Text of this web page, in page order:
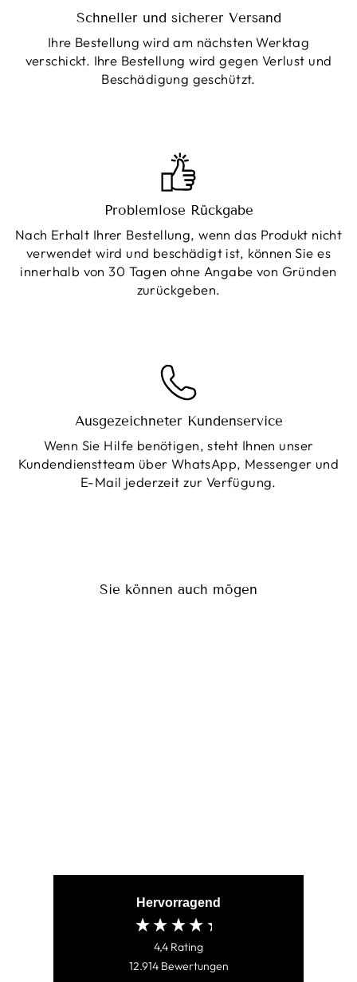
Schneller und sicherer Versand
Ihre Bestellung wird am nächsten Werktag
verschickt. Ihre Bestellung wird gegen Verlust und
Beschädigung geschützt.
Problemlose Rückgabe
Nach Erhalt Ihrer Bestellung, wenn das Produkt nicht
verwendet wird und beschädigt ist, können Sie es
innerhalb von 30 Tagen ohne Angabe von Gründen
zurückgeben.
Ausgezeichneter Kundenservice
Wenn Sie Hilfe benötigen, steht Ihnen unser
Kundendienstteam über WhatsApp, Messenger und
E-Mail jederzeit zur Verfügung.
Sie können auch mögen
Hervorragend
4,4 Rating
12.914 Bewertungen